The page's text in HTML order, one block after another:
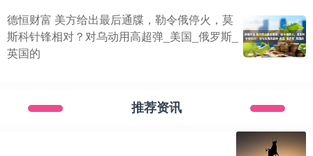
德恒财富 美方给出最后通牒，勒令俄停火，莫
斯科针锋相对？对乌动用高超弹_美国_俄罗斯_
英国的
推荐资讯